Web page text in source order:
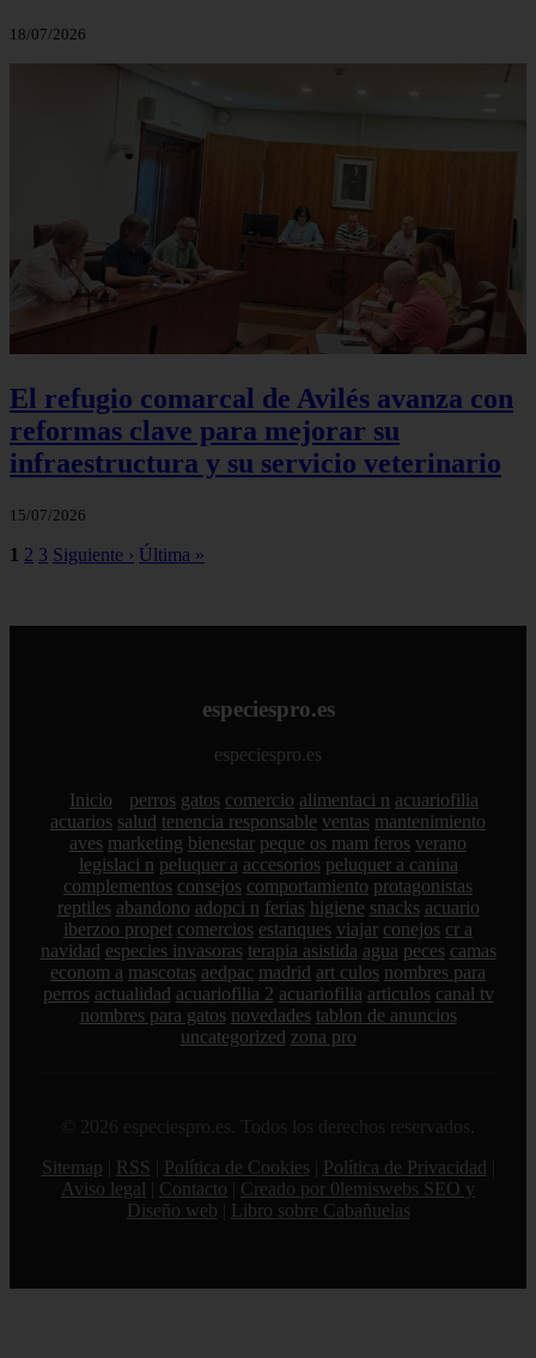
18/07/2026
El refugio comarcal de Avilés avanza con
reformas clave para mejorar su
infraestructura y su servicio veterinario
15/07/2026
1 2 3 Siguiente › Última »
especiespro.es
especiespro.es
Inicio perros gatos comercio alimentaci n acuariofilia
acuarios salud tenencia responsable ventas mantenimiento
aves marketing bienestar peque os mam feros verano
legislaci n peluquer a accesorios peluquer a canina
complementos consejos comportamiento protagonistas
reptiles abandono adopci n ferias higiene snacks acuario
iberzoo propet comercios estanques viajar conejos cr a
navidad especies invasoras terapia asistida agua peces camas
econom a mascotas aedpac madrid art culos nombres para
perros actualidad acuariofilia 2 acuariofilia articulos canal tv
nombres para gatos novedades tablon de anuncios
uncategorized zona pro
© 2026 especiespro.es. Todos los derechos reservados.
Sitemap
RSS Política de Cookies Política de Privacidad
Aviso legal
Contacto
Creado por 0lemiswebs SEO y
Diseño web
Libro sobre Cabañuelas